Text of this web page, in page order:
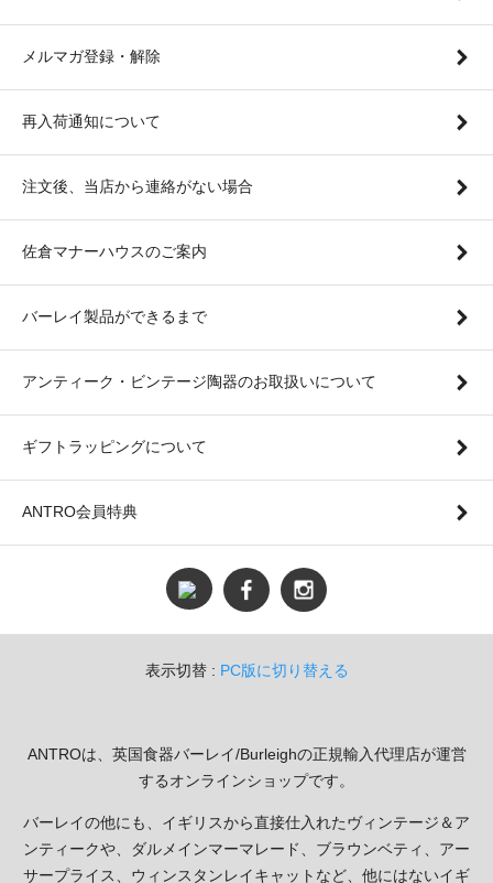
メルマガ登録・解除
再入荷通知について
注文後、当店から連絡がない場合
佐倉マナーハウスのご案内
バーレイ製品ができるまで
アンティーク・ビンテージ陶器のお取扱いについて
ギフトラッピングについて
ANTRO会員特典
表示切替 : PC版に切り替える
ANTROは、英国食器バーレイ/Burleighの正規輸入代理店が運営
するオンラインショップです。
バーレイの他にも、イギリスから直接仕入れたヴィンテージ＆ア
ンティークや、ダルメインマーマレード、ブラウンベティ、アー
サープライス、ウィンスタンレイキャットなど、他にはないイギ